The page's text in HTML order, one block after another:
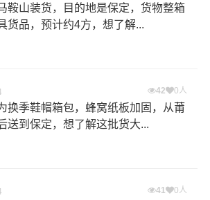
鞍山装货，目的地是保定，货物整箱
货品，预计约4方，想了解...
42 0人
换季鞋帽箱包，蜂窝纸板加固，从莆
送到保定，想了解这批货大...
41 0人